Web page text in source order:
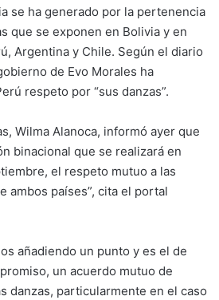
se ha generado por la pertenencia
que se exponen en Bolivia y en
Argentina y Chile. Según el diario
de Evo Morales ha
respeto por “sus danzas”.
Wilma Alanoca, informó ayer que
binacional que se realizará en
el respeto mutuo a las
ambos países”, cita el portal
añadiendo un punto y es el de
un acuerdo mutuo de
danzas, particularmente en el caso